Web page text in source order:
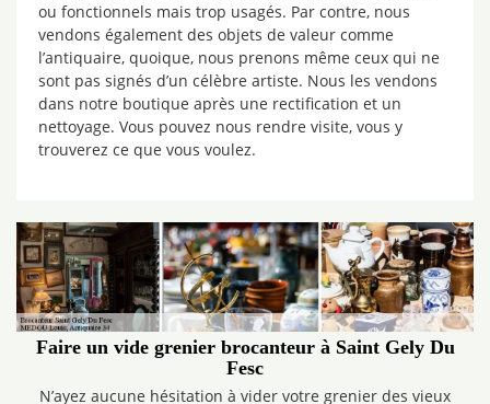
ou fonctionnels mais trop usagés. Par contre, nous
vendons également des objets de valeur comme
l’antiquaire, quoique, nous prenons même ceux qui ne
sont pas signés d’un célèbre artiste. Nous les vendons
dans notre boutique après une rectification et un
nettoyage. Vous pouvez nous rendre visite, vous y
trouverez ce que vous voulez.
Faire un vide grenier brocanteur à Saint Gely Du
Fesc
N’ayez aucune hésitation à vider votre grenier des vieux